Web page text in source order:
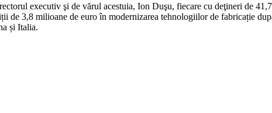
executiv şi de vărul acestuia, Ion Duşu, fiecare cu deţineri de
de 3,8 milioane de euro în modernizarea tehnologiilor de fabricație
și Italia.